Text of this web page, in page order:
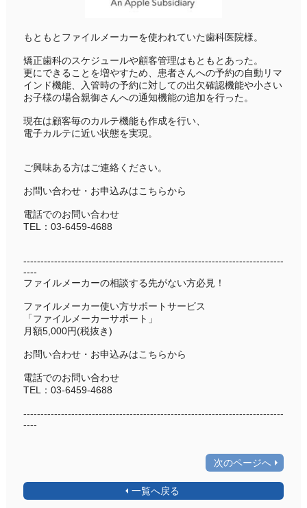
もともとファイルメーカーを使われていた歯科医院様。
矯正歯科のスケジュールや顧客管理はもともとあった。
更にできることを増やすため、患者さんへの予約の自動リマ
インド機能、入管時の予約に対しての出欠確認機能や小さい
お子様の場合親御さんへの通知機能の追加を行った。
現在は顧客毎のカルテ機能も作成を行い、
電子カルテに近い状態を実現。
ご興味ある方はご連絡ください。
お問い合わせ・お申込みはこちらから
電話でのお問い合わせ
TEL：03-6459-4688
----------------------------------------------------------------------------
----
ファイルメーカーの相談する先がない方必見！
ファイルメーカー使い方サポートサービス
「ファイルメーカーサポート」
月額5,000円(税抜き)
お問い合わせ・お申込みはこちらから
電話でのお問い合わせ
TEL：03-6459-4688
----------------------------------------------------------------------------
----
次のページへ
一覧へ戻る